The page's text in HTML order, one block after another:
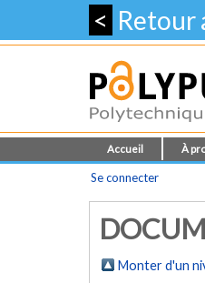
< Retour
Accueil À
Se connecter
Monter d'un